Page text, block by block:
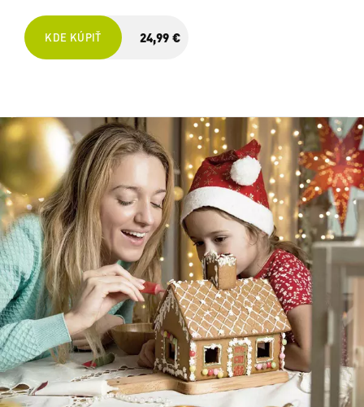
KDE KÚPIŤ 24,99 €